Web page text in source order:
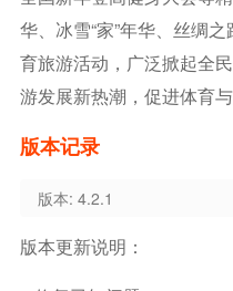
华、冰雪“家”年华、丝绸
育旅游活动，广泛掀起全
游发展新热潮，促进体育
版本记录
版本: 4.2.1
版本更新说明：